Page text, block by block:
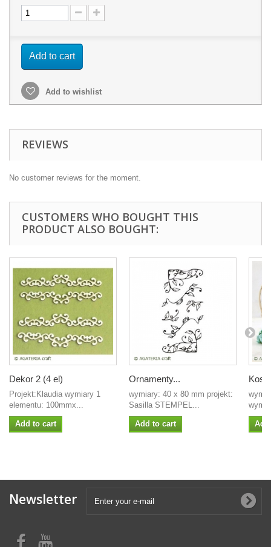
Add to cart
Add to wishlist
REVIEWS
No customer reviews for the moment.
CUSTOMERS WHO BOUGHT THIS
PRODUCT ALSO BOUGHT:
Dekor 2 (4 el)
Projekt:Klaudia wymiary 1
elementu: 100mmx...
Add to cart
Ornamenty...
wymiary: 40 x 80 mm projekt:
Sasilla STEMPEL...
Add to cart
Newsletter